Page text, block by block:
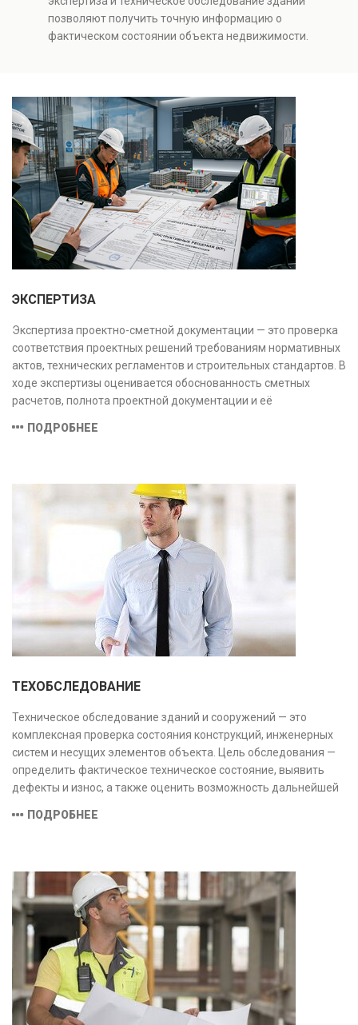
качества строительства, подготовки к реконструкции,
оценки рисков и судебных разбирательств.
Результатом является официальное техническое
позволяют получить точную информацию о
фактическом состоянии объекта недвижимости.
качества строительства, подготовки к реконструкции,
оценки рисков и судебных разбирательств.
Результатом является официальное техническое
заключение, имеющее юридическую силу.
ЭКСПЕРТИЗА
Экспертиза проектно-сметной документации — это проверка
соответствия проектных решений требованиям нормативных
актов, технических регламентов и строительных стандартов. В
ходе экспертизы оценивается обоснованность сметных
расчетов, полнота проектной документации и её
предотвратить ошибки на этапе строительства и
ПОДРОБНЕЕ
ТЕХОБСЛЕДОВАНИЕ
Техническое обследование зданий и сооружений — это
комплексная проверка состояния конструкций, инженерных
систем и несущих элементов объекта. Цель обследования —
определить фактическое техническое состояние, выявить
дефекты и износ, а также оценить возможность дальнейшей
ПОДРОБНЕЕ